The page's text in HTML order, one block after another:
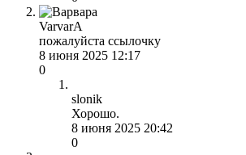
VarvarA
пожалуйста ссылочку
8 июня 2025 12:17
0
slonik
Хорошо.
8 июня 2025 20:42
0